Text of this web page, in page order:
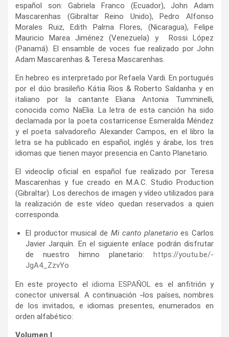
español son: Gabriela Franco (Ecuador), John Adam
Mascarenhas (Gibraltar Reino Unido), Pedro Alfonso
Morales Ruiz, Edith Palma Flores, (Nicaragua), Felipe
Mauricio Marea Jiménez (Venezuela) y Rossi López
(Panamá). El ensamble de voces fue realizado por John
Adam Mascarenhas & Teresa Mascarenhas.
En hebreo es interpretado por Refaela Vardi. En portugués
por el dúo brasileño Kátia Rios & Roberto Saldanha y en
italiano por la cantante Eliana Antonia Tumminelli,
conocida como NaElia. La letra de esta canción ha sido
declamada por la poeta costarricense Esmeralda Méndez
y el poeta salvadoreño Alexander Campos, en el libro la
letra se ha publicado en español, inglés y árabe, los tres
idiomas que tienen mayor presencia en Canto Planetario.
El videoclip oficial en español fue realizado por Teresa
Mascarenhas y fue creado en M.A.C. Studio Production
(Gibraltar). Los derechos de imagen y vídeo utilizados para
la realización de este vídeo quedan reservados a quien
corresponda.
El productor musical de Mi canto planetarioes Carlos
Javier Jarquín. En el siguiente enlace podrán disfrutar
de nuestro himno planetario: https://youtu.be/-
JgA4_ZzvYo
En este proyecto el idioma ESPAÑOL es el anfitrión y
conector universal. A continuación los países, nombres
de los invitados, e idiomas presentes, enumerados en
orden alfabético:
Volumen l